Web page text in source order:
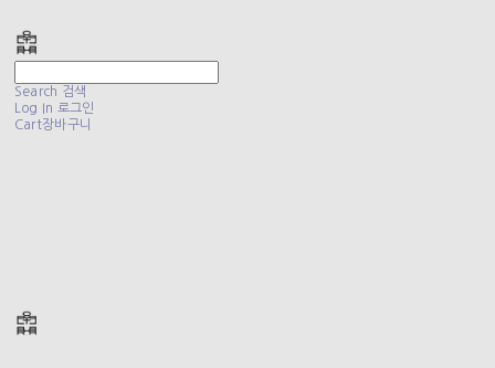
Search 검색
Log In 로그인
Cart장바구니